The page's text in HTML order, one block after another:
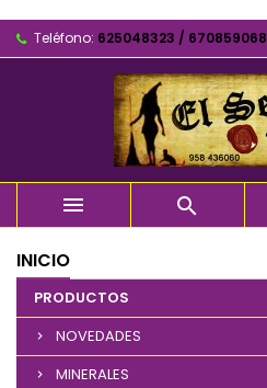
Teléfono: 625048323 / 670859068
 
INICIO
PRODUCTOS
NOVEDADES
MINERALES